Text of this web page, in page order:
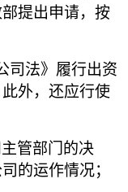
提出申请，按
司法》履行出资
外，还应行使
管部门的决
的运作情况；